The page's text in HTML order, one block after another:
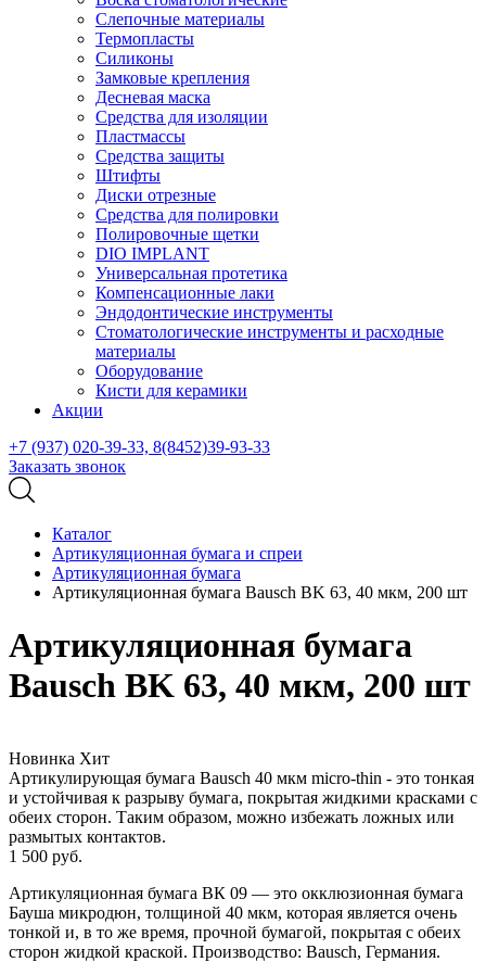
Слепочные материалы
Термопласты
Силиконы
Замковые крепления
Десневая маска
Средства для изоляции
Пластмассы
Средства защиты
Штифты
Диски отрезные
Средства для полировки
Полировочные щетки
DIO IMPLANT
Универсальная протетика
Компенсационные лаки
Эндодонтические инструменты
Стоматологические инструменты и расходные
материалы
Оборудование
Кисти для керамики
Акции
+7 (937) 020-39-33, 8(8452)39-93-33
Заказать звонок
Каталог
Артикуляционная бумага и спреи
Артикуляционная бумага
Артикуляционная бумага Bausch BK 63, 40 мкм, 200 шт
Артикуляционная бумага
Bausch BK 63, 40 мкм, 200 шт
Новинка Хит
Артикулирующая бумага Bausch 40 мкм micro-thin - это тонкая
и устойчивая к разрыву бумага, покрытая жидкими красками с
обеих сторон. Таким образом, можно избежать ложных или
размытых контактов.
1 500 руб.
Артикуляционная бумага ВК 09 — это окклюзионная бумага
Бауша микродюн, толщиной 40 мкм, которая является очень
тонкой и, в то же время, прочной бумагой, покрытая с обеих
сторон жидкой краской. Производство: Bausch, Германия.